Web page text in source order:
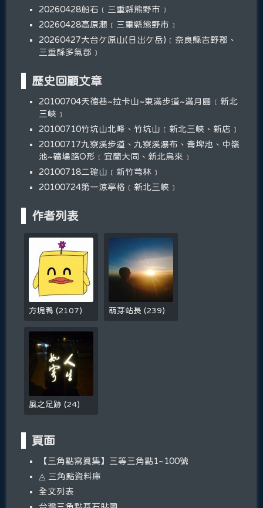
20260428船石﹝三重縣熊野市﹞
20260428高原瀬﹝三重縣熊野市﹞
20260427大台ケ原山(日出ケ岳)﹝奈良縣吉野郡、
三重縣多氣郡﹞
歷史回顧文章
20100704天德巷~拉卡山~東滿步道~滿月圓﹝新北
三峽﹞
20100710竹坑山北峰、竹坑山﹝新北三峽、新店﹞
20100717九寮溪步道、九寮溪瀑布、崙埤池、中嶺
池~礦場路O形﹝宜蘭大同、新北烏來﹞
20100718二確山﹝新竹芎林﹞
20100724第一涼亭格﹝新北三峽﹞
作者列表
方塊鴨(2107) 萌芽站長(239)
風之足跡(24)
頁面
【三角點寫真集】三等三角點1~100號
◬ 三角點資料庫
全文列表